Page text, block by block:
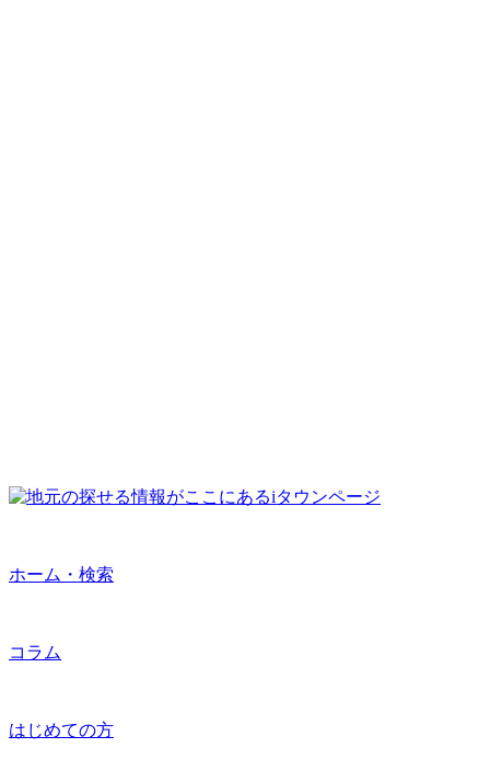
ホーム・検索
コラム
はじめての方